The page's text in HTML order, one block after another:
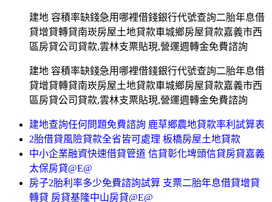
建地 容積率缺錢急用哪裡借錢銀行代號查詢二胎年息借
貸增貸轉貸南崁房屋土地貸款車城鄉房屋貸款嘉義市西
區房貸公司貸款,雲林支票貼現,營運週轉金免費諮詢
建地 容積率缺錢急用哪裡借錢銀行代號查詢二胎年息借
貸增貸轉貸南崁房屋土地貸款車城鄉房屋貸款嘉義市西
區房貸公司貸款,雲林支票貼現,營運週轉金免費諮詢
建地查詢任何問題免費諮詢 鹿草鄉農地貸款率利試算表
2胎借貸風險貸款全省皆可處理 板橋房屋土地貸款
中小企業融資快速借貸管道 信貸彰化埤頭信貸房貸嘉義
太保房貸@E@
房子2胎利率多少免費諮詢試算 支票二胎年息借貸增貸
轉貸 房貸基隆中山房貸@E@